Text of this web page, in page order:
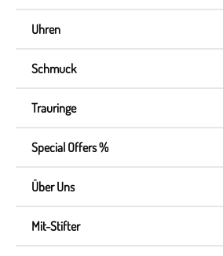
Uhren
Schmuck
Trauringe
Special Offers %
Über Uns
Mit-Stifter